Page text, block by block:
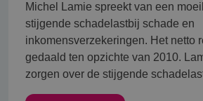
Michel Lamie spreekt van een
stijgende schadelastbij schade en
inkomensverzekeringen. Het netto
gedaald ten opzichte van 2010.
zorgen over de stijgende